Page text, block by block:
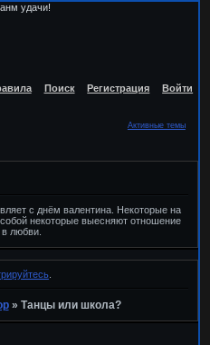
удачи!
Поиск Регистрация Войти
Активные темы
с днём валентина. Некоторые на
некоторые выесняют отношение
любви.
.
» Танцы или школа?